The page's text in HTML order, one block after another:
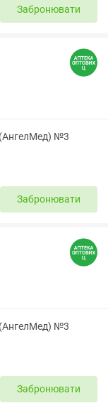
Забронювати
(АнгелМед) №3
Забронювати
(АнгелМед) №3
Забронювати